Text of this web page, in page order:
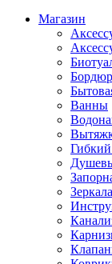
Магазин
Ванны